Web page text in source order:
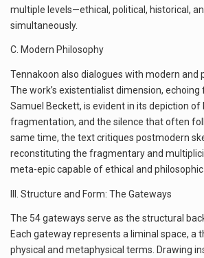
multiple levels—ethical, political, historical,
simultaneously.
C. Modern Philosophy
Tennakoon also dialogues with modern and
The work’s existentialist dimension, echoing
Samuel Beckett, is evident in its depiction of
fragmentation, and the silence that often
same time, the text critiques postmodern
reconstituting the fragmentary and
meta-epic capable of ethical and
III. Structure and Form: The Gateways
The 54 gateways serve as the structural
Each gateway represents a liminal space, a
physical and metaphysical terms. Drawing